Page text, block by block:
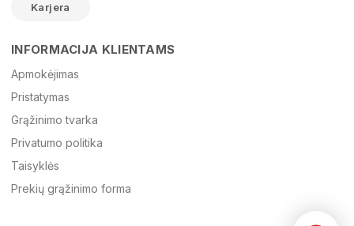
Žinutė
Karjera
INFORMACIJA KLIENTAMS
Apmokėjimas
Pristatymas
Grąžinimo tvarka
Privatumo politika
Taisyklės
Prekių grąžinimo forma